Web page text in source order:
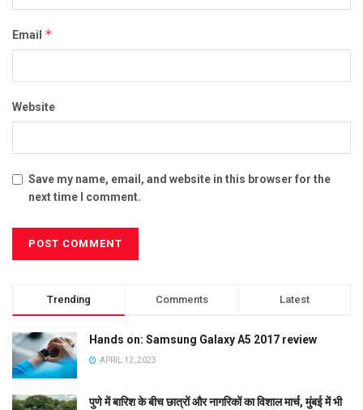
Email *
Website
Save my name, email, and website in this browser for the
next time I comment.
Trending Comments Latest
Hands on: Samsung Galaxy A5 2017 review
APRIL 12, 2023
पुणे में बारिश के बीच छात्रों और नागरिकों का विशाल मार्च, मुंबई में भी